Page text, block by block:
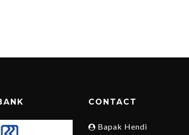
CONTACT
Bapak Hendi